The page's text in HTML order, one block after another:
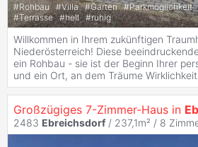
#Rohbau #Villa #Garten #Parkmöglichkeit
#Terrasse #hell #ruhig
Willkommen in Ihrem zukünftigen
Niederösterreich! Diese
ein Rohbau - sie ist der Beginn Ihrer
und ein Ort, an dem Träume Wirklichkeit
Großzügiges 7-Zimmer-Haus in
2483 Ebreichsdorf / 237,1m² / 8